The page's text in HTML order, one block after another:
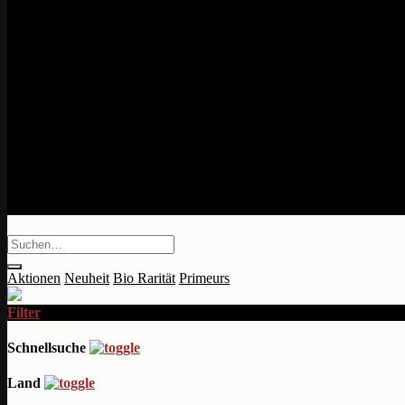
Aktionen Neuheit Bio Rarität Primeurs
Filter
Schnellsuche
Land